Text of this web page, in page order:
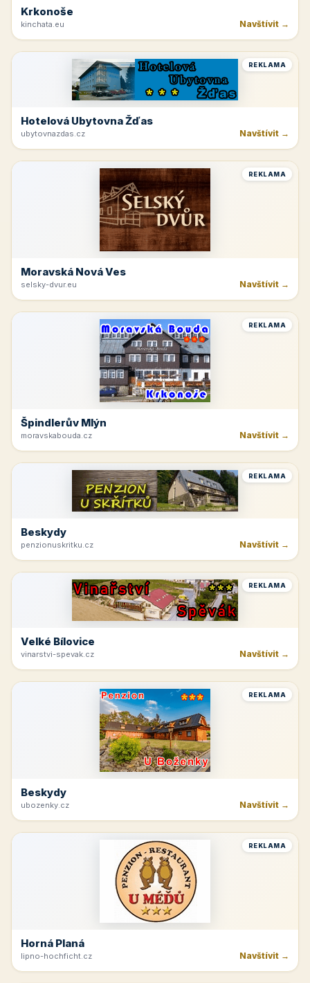
Krkonoše
kinchata.eu Navštívit →
REKLAMA
Hotelová Ubytovna Žďas
ubytovnazdas.cz Navštívit →
REKLAMA
Moravská Nová Ves
selsky-dvur.eu Navštívit →
REKLAMA
Špindlerův Mlýn
moravskabouda.cz Navštívit →
REKLAMA
Beskydy
penzionuskritku.cz Navštívit →
REKLAMA
Velké Bílovice
vinarstvi-spevak.cz Navštívit →
REKLAMA
Beskydy
ubozenky.cz Navštívit →
REKLAMA
Horná Planá
lipno-hochficht.cz Navštívit →